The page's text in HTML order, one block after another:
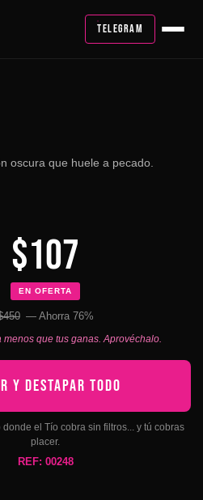
TELEGRAM
oscura que huele a pecado.
$107
EN OFERTA
— Ahorra 76%
menos que tus ganas. Aprovéchalo.
Y DESTAPAR TODO
el Tío cobra sin filtros... y tú cobras
placer.
REF: 00248